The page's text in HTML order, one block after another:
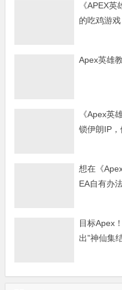
《APEX
的吃鸡游戏
Apex英雄
《Apex英
锁伊朗IP
想在《
EA自有办
目标Apex
出”神仙集